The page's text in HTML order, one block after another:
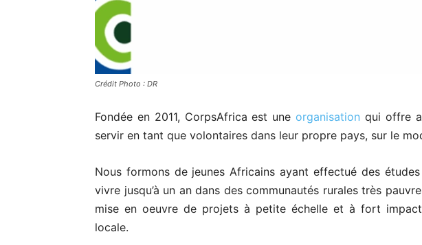
Crédit Photo : DR
Fondée en 2011, CorpsAfrica est uneorganisation qui offre
servir en tant que volontaires dans leur propre pays, sur le
Nous formons de jeunes Africains ayant effectué des
vivre jusqu’à un an dans des communautés rurales très
mise en oeuvre de projets à petite échelle et à fort
locale.